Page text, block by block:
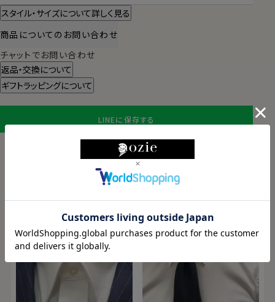
スタイル・サイズについて詳しく見る
商品についてのお問い合わせ
チャットでお問い合わせ
返品・交換について
ギフトラッピングについて
LINEに保存する